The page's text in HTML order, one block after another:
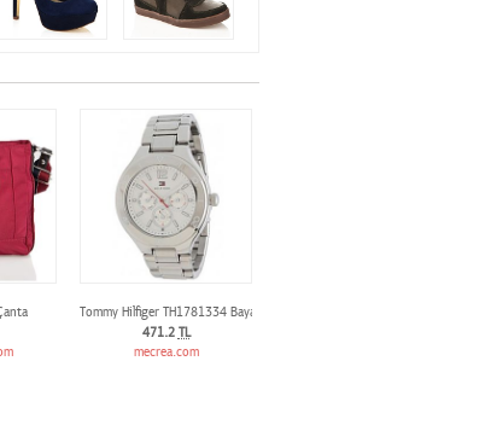
Tommy Hilfiger TH1781334 Bayan kol saati
471.2 TL
mecrea.com